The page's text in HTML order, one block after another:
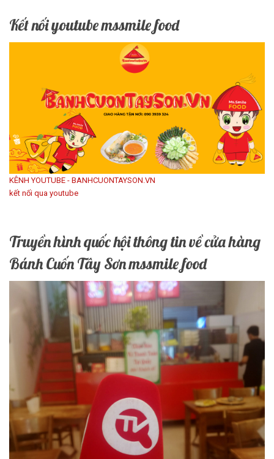
Kết nối youtube mssmile food
KÊNH YOUTUBE - BANHCUONTAYSON.VN
kết nối qua youtube
Truyền hình quốc hội thông tin về cửa hàng
Bánh Cuốn Tây Sơn mssmile food